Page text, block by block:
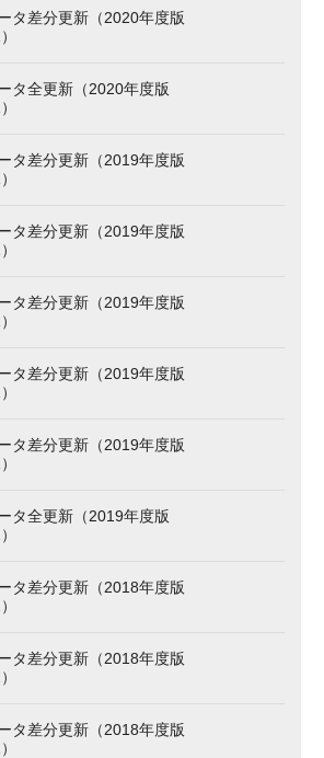
タ差分更新（2020年度版
タ全更新（2020年度版
タ差分更新（2019年度版
タ差分更新（2019年度版
タ差分更新（2019年度版
タ差分更新（2019年度版
タ差分更新（2019年度版
タ全更新（2019年度版
タ差分更新（2018年度版
タ差分更新（2018年度版
タ差分更新（2018年度版